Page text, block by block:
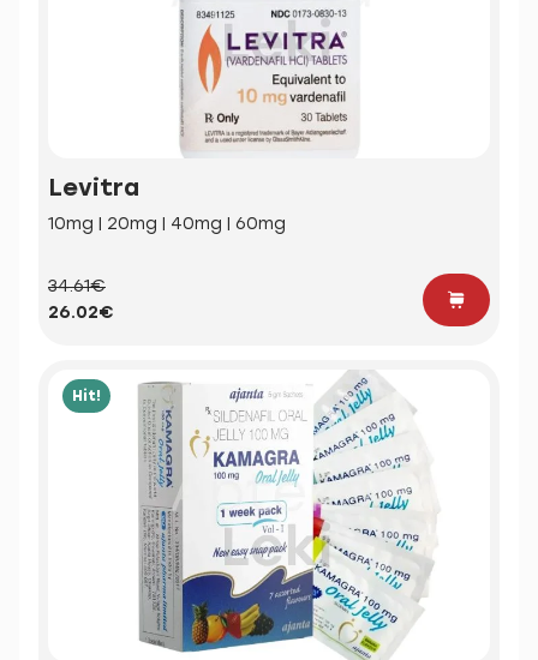
Levitra
10mg | 20mg | 40mg | 60mg
34.61€
26.02€
Hit!